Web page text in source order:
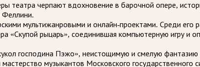
театра черпают вдохновение в барочной опере,
Феллини.
мультижанровыми и онлайн-проектами. Среди его
«Скупой рыцарь», соединившая компьютерную игру и
господина Пэжо», неистощимую и смелую фантазию
музыкантов Московского государственного